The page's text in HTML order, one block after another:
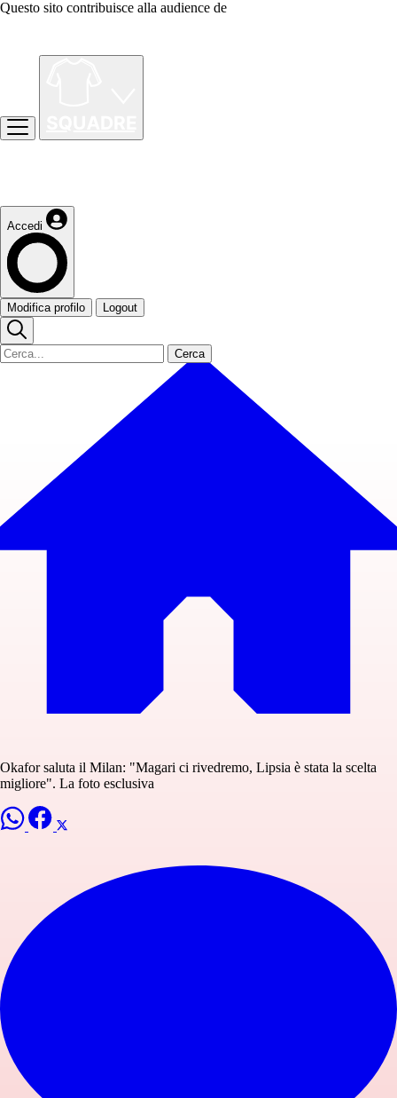
Questo sito contribuisce alla audience de
Accedi
Modifica profilo Logout
Cerca
Okafor saluta il Milan: "Magari ci rivedremo, Lipsia è stata la scelta
migliore". La foto esclusiva